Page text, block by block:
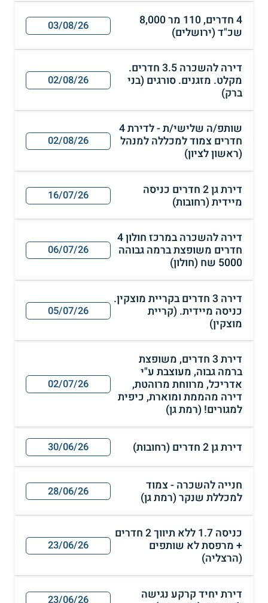
4 חדרים, 110 מר 8,000
שכ"ד (ירושלים)
03/08/26
דירה להשכרה 3.5 חדרים.
מקלט. מזגנים. סורגים (בני
ברק)
02/08/26
שותפ/ה שלישי/ת - לדירת 4
חדרים צמוד למכללה למנהל
(ראשון לציון)
02/08/26
דירת גן 2 חדרים כניסה
מיידית (רחובות)
16/07/26
דירה להשכרה במרכז חולון 4
חדרים משופצת ברמה גבוהה
5000 שח (חולון)
06/07/26
דירה 3 חדרים בקריית מוצקין.
כניסה מיידית. (קריית
מוצקין)
05/07/26
דירת 3 חדרים, משופצת
ברמה גבוה, מעוצבת ע"י
אדריכל, מרווחת מרוהטת,
דירה מהממת ומוארת, כיפית
למגורים! (רמת גן)
02/07/26
דירת גן 2 חדרים (רחובות) 30/06/26
חנייה להשכרה - צמוד
למכללת שנקר (רמת גן)
28/06/26
כניסה 1.7 ללא תיווך 2 חדרים
+ מרפסת לא שותפים
(הרצליה)
23/06/26
דירת יחיד קרקע נגישה